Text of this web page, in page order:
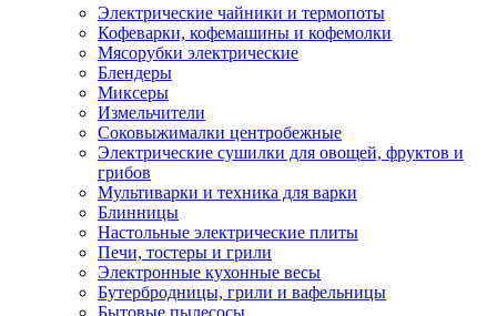
Электрические чайники и термопоты
Кофеварки, кофемашины и кофемолки
Мясорубки электрические
Блендеры
Миксеры
Измельчители
Соковыжималки центробежные
Электрические сушилки для овощей, фруктов и
грибов
Мультиварки и техника для варки
Блинницы
Настольные электрические плиты
Печи, тостеры и грили
Электронные кухонные весы
Бутербродницы, грили и вафельницы
Бытовые пылесосы